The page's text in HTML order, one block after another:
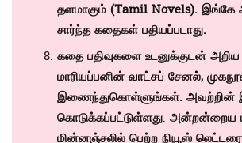
தளமாகும் (Tamil Novels). இங்கே
சார்ந்த கதைகள் பதியப்படாது.
கதை பதிவுகளை உடனுக்குடன் அறிய
மாரியப்பனின்வாட்சப் சேனல்,
இணைந்துகொள்ளுங்கள். அவற்றின்
கொடுக்கப்பட்டுள்ளது. அன்றன்றைய